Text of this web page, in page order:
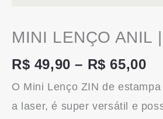
MINI LENÇO ANIL
R$ 49,90 – R$ 65,00
O Mini Lenço ZIN de
a laser, é super versátil e